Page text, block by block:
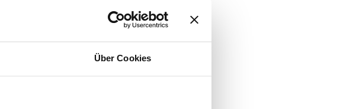
Über Cookies